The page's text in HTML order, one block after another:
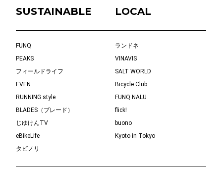
SUSTAINABLE
LOCAL
FUNQ
ランドネ
PEAKS
VINAVIS
フィールドライフ
SALT WORLD
EVEN
Bicycle Club
RUNNING style
FUNQ NALU
BLADES（ブレード）
flick!
じゆけんTV
buono
eBikeLife
Kyoto in Tokyo
タビノリ